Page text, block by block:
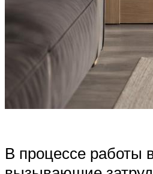
В процессе работы